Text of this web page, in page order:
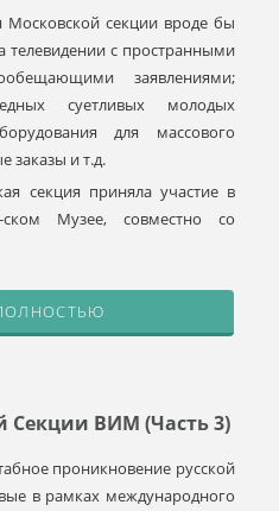
Московской секции вроде бы
телевидении с пространными
заявлениями;
суетливых молодых
для массового
заказы и т.д.
секция приняла участие в
ском Музее, совместно со
Cекции ВИМ (часть 3)
проникновение русской
в рамках международного